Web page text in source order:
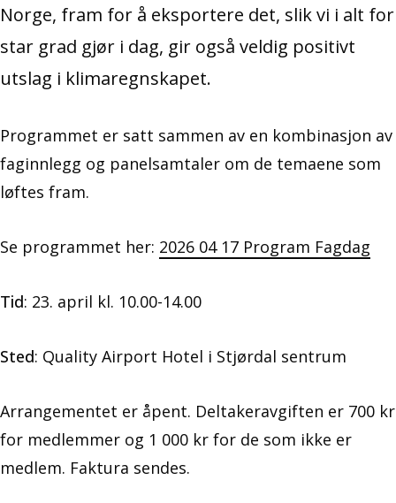
Norge, fram for å eksportere det, slik vi i alt for
star grad gjør i dag, gir også veldig positivt
utslag i klimaregnskapet.
Programmet er satt sammen av en kombinasjon av
faginnlegg og panelsamtaler om de temaene som
løftes fram.
Se programmet her: 2026 04 17 Program Fagdag
Tid: 23. april kl. 10.00-14.00
Sted: Quality Airport Hotel i Stjørdal sentrum
Arrangementet er åpent. Deltakeravgiften er 700 kr
for medlemmer og 1 000 kr for de som ikke er
medlem. Faktura sendes.